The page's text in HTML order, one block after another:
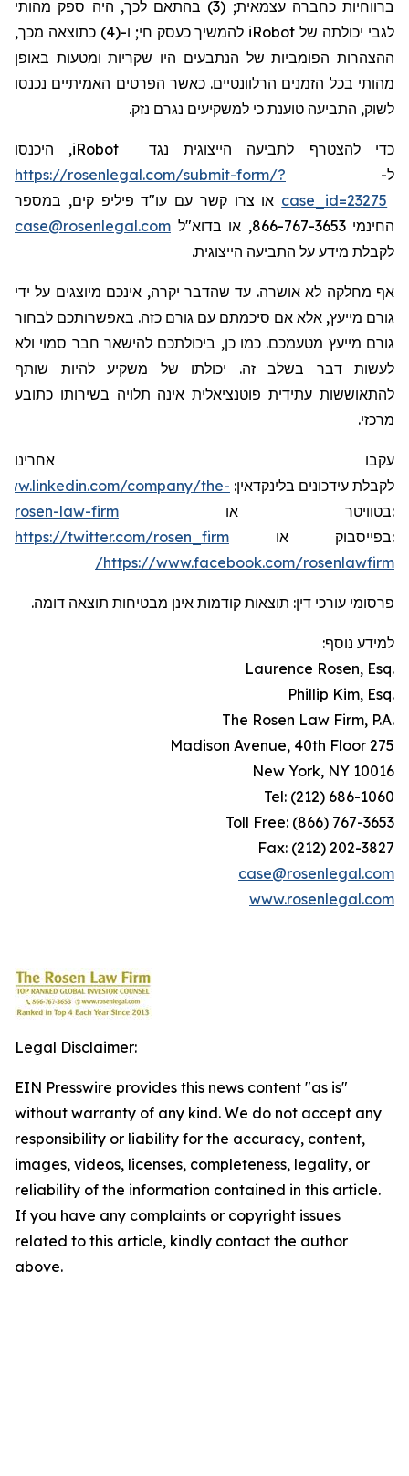
ברווחיות כחברה עצמאית; (3) בהתאם לכך, היה ספק מהותי
לגבי יכולתה של iRobot
להמשיך כעסק חי; ו-(4) כתוצאה מכך,
ההצהרות הפומביות של הנתבעים היו שקריות ומטעות באופן
מהותי בכל הזמנים הרלוונטיים. כאשר הפרטים האמיתיים נכנסו
לשוק, התביעה טוענת כי למשקיעים נגרם נזק.
כדי להצטרף לתביעה הייצוגית נגד iRobot, היכנסו
ל- https://rosenlegal.com/submit-form/?
case_id=23275 או צרו קשר עם עו"ד פיליפ קים, במספר
החינמי 866-767-3653, או בדוא"ל
case@rosenlegal.com
לקבלת מידע על התביעה הייצוגית.
אף מחלקה לא אושרה. עד שהדבר יקרה, אינכם מיוצגים על ידי
גורם מייעץ, אלא אם סיכמתם עם גורם כזה. באפשרותכם לבחור
גורם מייעץ מטעמכם. כמו כן, ביכולתכם להישאר חבר סמוי ולא
לעשות דבר בשלב זה. יכולתו של משקיע להיות שותף
להתאוששות עתידית פוטנציאלית אינה תלויה בשירותו כתובע
מרכזי.
עקבו אחרינו
לקבלת עידכונים בלינקדאין:
company/the-
rosen-law-firm או בטוויטר:
https://twitter.com/rosen_firm או בפייסבוק:
https://www.facebook.com/rosenlawfirm/
פרסומי עורכי דין: תוצאות קודמות אינן מבטיחות תוצאה דומה.
למידע נוסף:
.Laurence Rosen, Esq
.Phillip Kim, Esq
.The Rosen Law Firm, P.A
275 Madison Avenue, 40th Floor
New York, NY 10016
Tel: (212) 686-1060
Toll Free: (866) 767-3653
Fax: (212) 202-3827
case@rosenlegal.com
www.rosenlegal.com
Legal Disclaimer:
EIN Presswire provides this news content "as is"
without warranty of any kind. We do not accept any
responsibility or liability for the accuracy, content,
images, videos, licenses, completeness, legality, or
reliability of the information contained in this article.
If you have any complaints or copyright issues
related to this article, kindly contact the author
above.